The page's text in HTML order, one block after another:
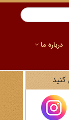
درباره ما